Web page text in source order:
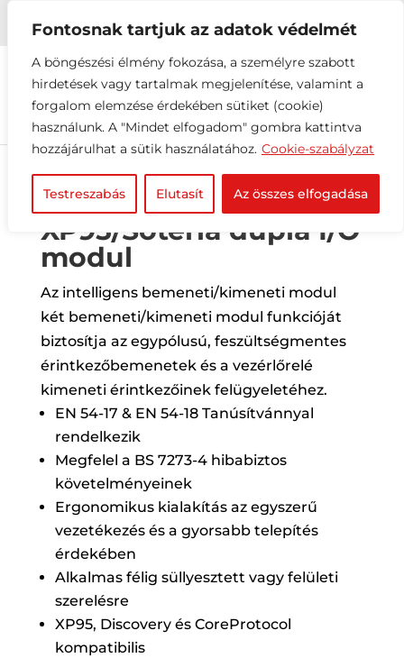
Fontosnak tartjuk az adatok védelmét
A böngészési élmény fokozása, a személyre szabott
hirdetések vagy tartalmak megjelenítése, valamint a
forgalom elemzése érdekében sütiket (cookie)
használunk. A "Mindet elfogadom" gombra kattintva
hozzájárulhat a sütik használatához. Cookie-szabályzat
Testreszabás Elutasít Az összes elfogadása
 +36 1 216 2612 info@elektrovill.hu
XP95/Soteria dupla I/O
modul
Az intelligens bemeneti/kimeneti modul
két bemeneti/kimeneti modul funkcióját
biztosítja az egypólusú, feszültségmentes
érintkezőbemenetek és a vezérlőrelé
kimeneti érintkezőinek felügyeletéhez.
EN 54-17 & EN 54-18 Tanúsítvánnyal
rendelkezik
Megfelel a BS 7273-4 hibabiztos
követelményeinek
Ergonomikus kialakítás az egyszerű
vezetékezés és a gyorsabb telepítés
érdekében
Alkalmas félig süllyesztett vagy felületi
szerelésre
XP95, Discovery és CoreProtocol
kompatibilis